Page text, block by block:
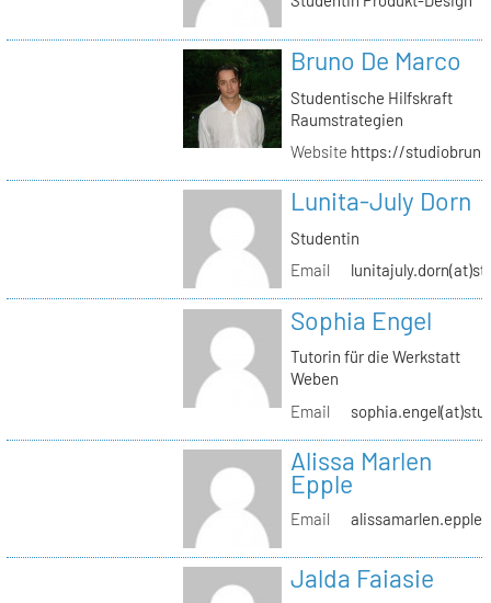
Bruno De Marco
Studentische Hilfskraft
Raumstrategien
Website https://
Lunita-July Dorn
Studentin
Email
Sophia Engel
Tutorin für die Werkstatt
Weben
Email
Alissa Marlen
Epple
Email
Jalda Faiasie